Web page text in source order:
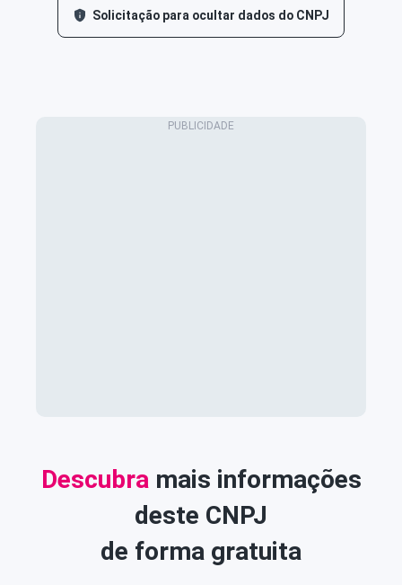
Solicitação para ocultar dados do CNPJ
Descubra mais informações
deste CNPJ
de forma gratuita